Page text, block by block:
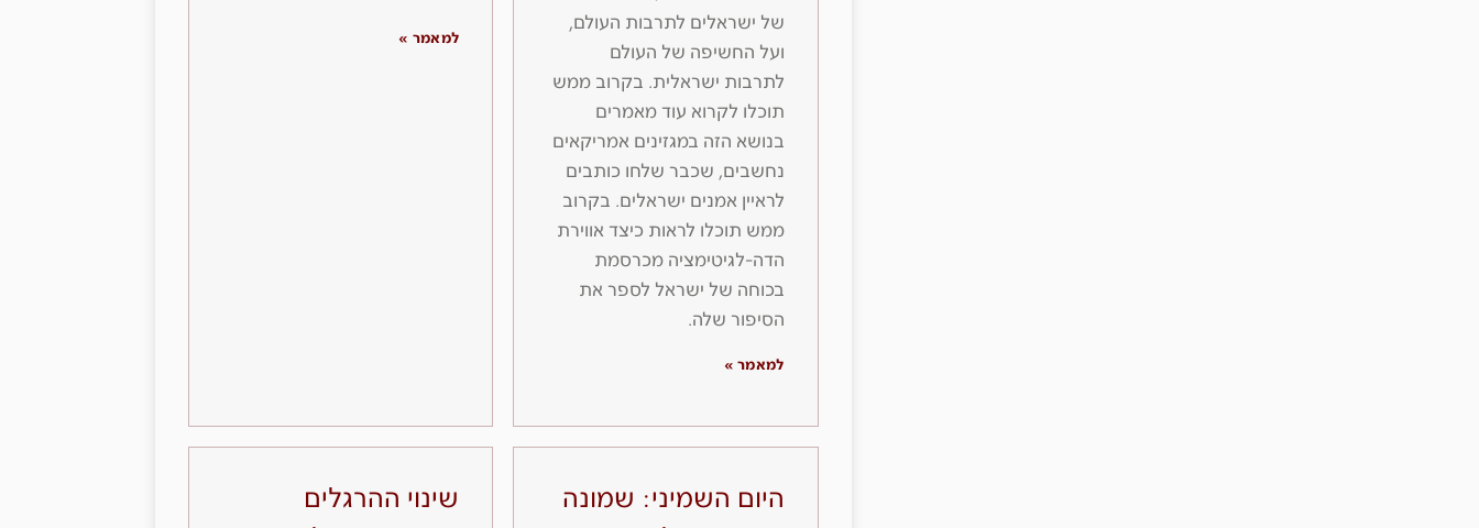
של ישראלים לתרבות העולם,
ועל החשיפה של העולם
לתרבות ישראלית. בקרוב ממש
תוכלו לקרוא עוד מאמרים
בנושא הזה במגזינים אמריקאים
נחשבים, שכבר שלחו כותבים
לראיין אמנים ישראלים. בקרוב
ממש תוכלו לראות כיצד אווירת
הדה-לגיטימציה מכרסמת
בכוחה של ישראל לספר את
הסיפור שלה.
למאמר »
למאמר »
היום השמיני: שמונה
שינוי ההרגלים